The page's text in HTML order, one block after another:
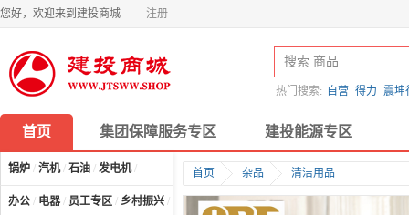
您好，欢迎来到建投商城 注册
热门搜索: 自营 得力 震坤
首页 集团保障服务专区 建投能源专区
锅炉 / 汽机/ 石油 / 发电机/
办公 / 电器 / 员工专区 / 乡村振兴 / 计算机及配件/
首页 杂品 清洁用品